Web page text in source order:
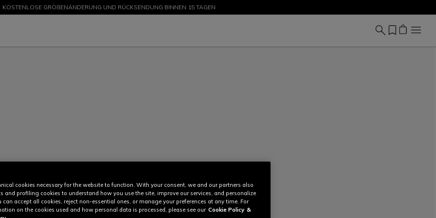
SALE BIS ZU -50 % – JETZT SHOPPEN
KOSTENLOSE GRÖßENÄNDERUNG UND RÜCKSENDUNG BINNEN 15 TAGEN
cookies necessary for the website to function. With your consent, we and our partners also
and profiling cookies to understand how you use the site, improve our services, and personalize
can accept all cookies, reject non-essential ones, or manage your preferences at any time. For
on the cookies used and how personal data is processed, please see our Cookie Policy &